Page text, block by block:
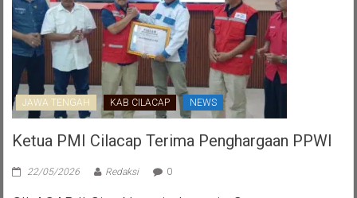
JAWA TENGAH KAB CILACAP NEWS
Ketua PMI Cilacap Terima Penghargaan PPWI
22/05/2026 Redaksi 0